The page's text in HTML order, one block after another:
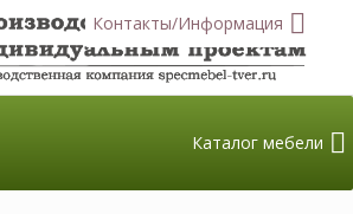
Контакты/Информация
Каталог мебели